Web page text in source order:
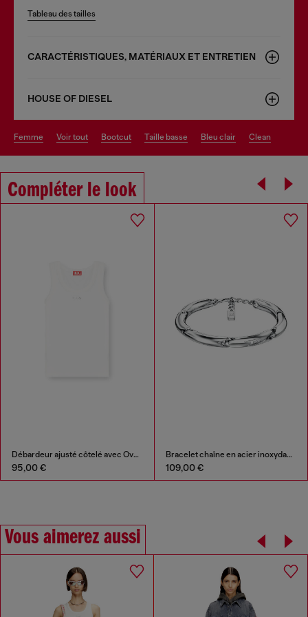
Tableau des tailles
CARACTÉRISTIQUES, MATÉRIAUX ET ENTRETIEN
HOUSE OF DIESEL
femme voir tout bootcut taille basse bleu clair clean
Compléter le look
Débardeur ajusté côtelé avec Ovale D métallique
95,00 €
Bracelet chaîne en acier inoxydable
109,00 €
Vous aimerez aussi